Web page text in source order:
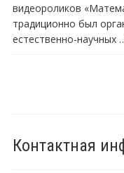
видеороликов
традиционно был
естественно-научных
Контактная